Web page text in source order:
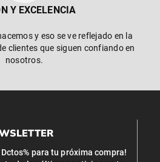
Y EXCELENCIA
y eso se ve reflejado en la
clientes que siguen confiando en
nosotros.
para tu próxima compra!